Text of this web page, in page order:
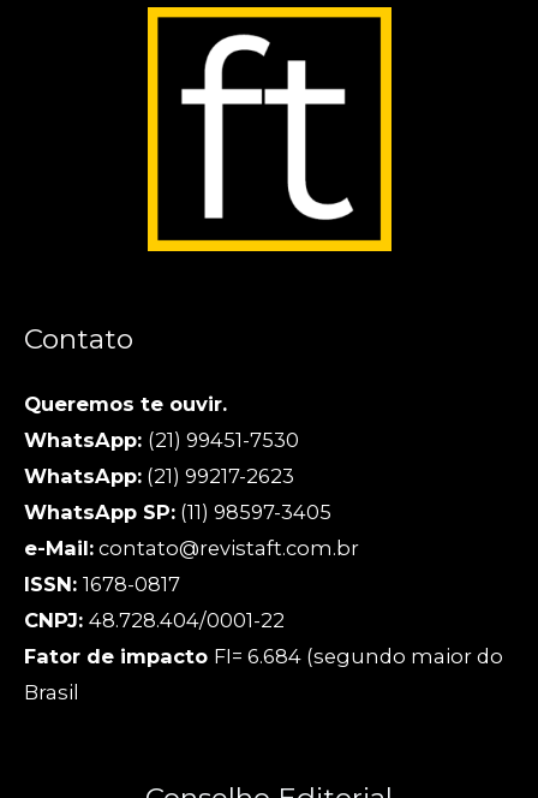
Contato
Queremos te ouvir.
WhatsApp: (21) 99451-7530
WhatsApp: (21) 99217-2623
WhatsApp SP: (11) 98597-3405
e-Mail: contato@revistaft.com.br
ISSN: 1678-0817
CNPJ: 48.728.404/0001-22
Fator de impacto FI= 6.684 (segundo maior do
Brasil